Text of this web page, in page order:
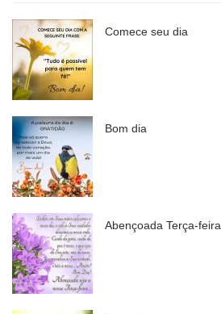
Comece seu dia
Bom dia
Abençoada Terça-feira